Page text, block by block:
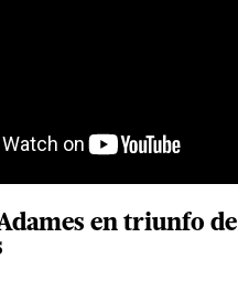
en triunfo de